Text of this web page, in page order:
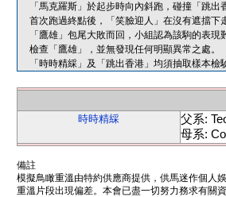
「馬克羅斯」於起步時向內斜跑，碰撞「跳出
首次跑過終點後，「笑臉迎人」在沒有遮擋下
「鷹雄」包尾大敗而回，小組認為該駒的表
檢查「鷹雄」，並無發現任何明顯異常之處。
「時時精綵」及「跳出香港」均須抽取樣本檢
時時精綵
父系:
母系:
備註
模擬鳥瞰重溫由特約供應商提供，供馬迷作個人
重溫片段出現偏差。本會已盡一切努力務求有關